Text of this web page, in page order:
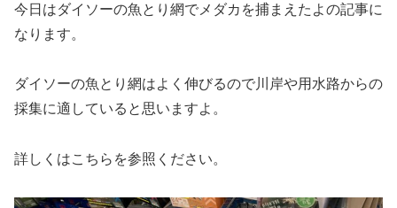
今日はダイソーの魚とり網でメダカを捕まえたよの記事に
なります。
ダイソーの魚とり網はよく伸びるので川岸や用水路からの
採集に適していると思いますよ。
詳しくはこちらを参照ください。